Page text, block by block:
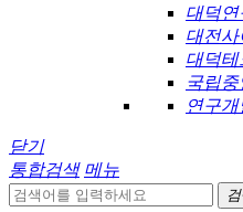
대덕
대전
대덕
국립
연구
닫기
통합검색 메뉴